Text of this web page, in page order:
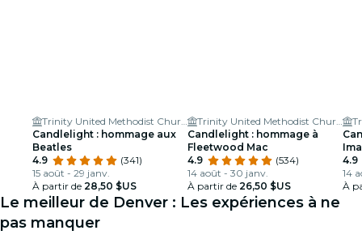
Trinity United Methodist Church
Candlelight : hommage aux
Beatles
4.9
(341)
15 août - 29 janv.
À partir de 28,50 $US
Trinity United Methodist Church
Candlelight : hommage à
Fleetwood Mac
4.9
(534)
14 août - 30 janv.
À partir de 26,50 $US
4.9
14
À
Le meilleur de Denver : Les expériences à ne
pas manquer